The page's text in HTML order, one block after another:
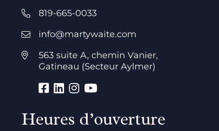
819-665-0033
info@martywaite.com
563 suite A, chemin Vanier,
Gatineau (Secteur Aylmer)
Heures d’ouverture